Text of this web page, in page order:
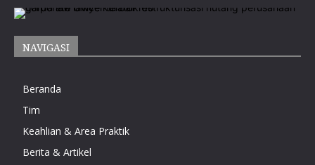
NAVIGASI
Beranda
Tim
Keahlian & Area Praktik
Berita & Artikel